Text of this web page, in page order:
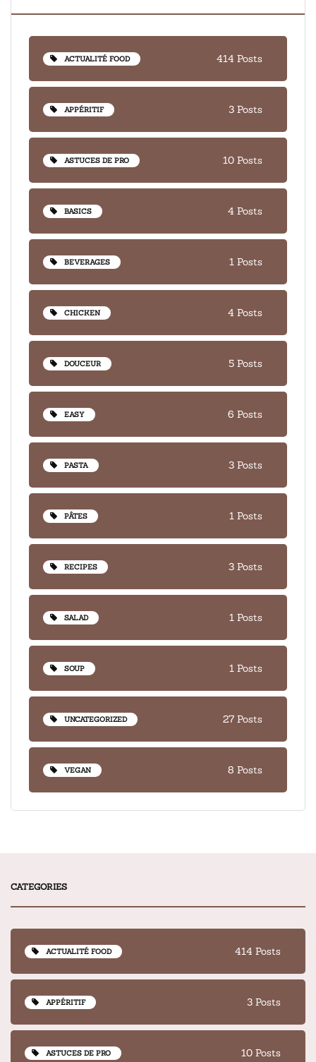
ACTUALITÉ FOOD 414 Posts
APPÉRITIF 3 Posts
ASTUCES DE PRO 10 Posts
BASICS 4 Posts
BEVERAGES 1 Posts
CHICKEN 4 Posts
DOUCEUR 5 Posts
EASY 6 Posts
PASTA 3 Posts
PÂTES 1 Posts
RECIPES 3 Posts
SALAD 1 Posts
SOUP 1 Posts
UNCATEGORIZED 27 Posts
VEGAN 8 Posts
CATEGORIES
ACTUALITÉ FOOD 414 Posts
APPÉRITIF 3 Posts
ASTUCES DE PRO 10 Posts